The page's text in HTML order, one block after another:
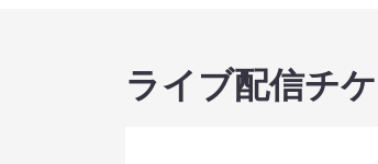
ライブ配信チ